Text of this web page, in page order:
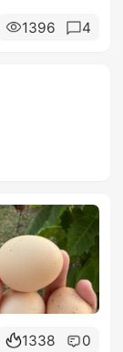
1396 4
1338 0